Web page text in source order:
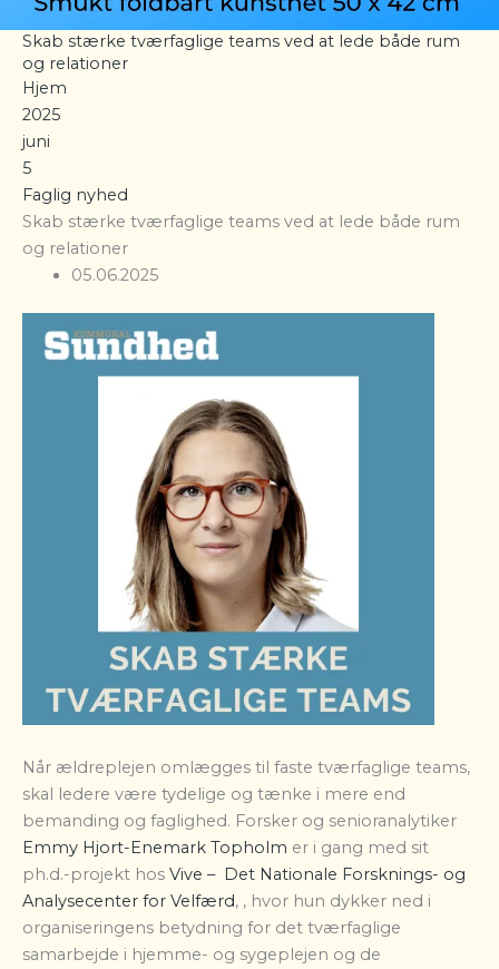
Skab stærke tværfaglige teams ved at lede både rum
og relationer
Hjem
2025
juni
5
Faglig nyhed
Skab stærke tværfaglige teams ved at lede både rum
og relationer
05.06.2025
Når ældreplejen omlægges til faste tværfaglige teams,
skal ledere være tydelige og tænke i mere end
bemanding og faglighed. Forsker og senioranalytiker
Emmy Hjort-Enemark Topholm er i gang med sit
ph.d.-projekt hos Vive – Det Nationale Forsknings- og
Analysecenter for Velfærd, , hvor hun dykker ned i
organiseringens betydning for det tværfaglige
samarbejde i hjemme- og sygeplejen og de